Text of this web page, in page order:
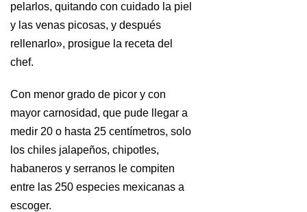
pelarlos, quitando con cuidado la piel
y las venas picosas, y después
rellenarlo», prosigue la receta del
chef.
Con menor grado de picor y con
mayor carnosidad, que pude llegar a
medir 20 o hasta 25 centímetros, solo
los chiles jalapeños, chipotles,
habaneros y serranos le compiten
entre las 250 especies mexicanas a
escoger.